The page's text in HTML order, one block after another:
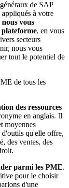
de SAP
appliqués à votre
nous vous
plateforme, en vous
secteurs
nous vous
tout le potentiel de
de tous les
des ressources
en anglais. Il
moyennes
d'outils qu'elle offre,
des ventes, des
parmi les PME.
pour le choisir
d'une